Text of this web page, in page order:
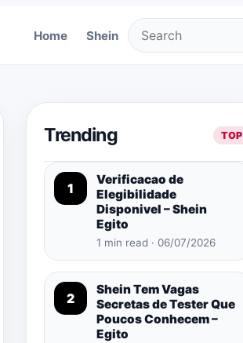
Home Shein
Search
Trending TOP
1
Verificacao de
Elegibilidade
Disponivel – Shein
Egito
1 min read · 06/07/2026
2
Shein Tem Vagas
Secretas de Tester Que
Poucos Conhecem –
Egito